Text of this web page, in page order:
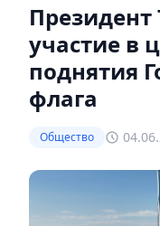
Президент
участие в
поднятия
флага
Общество